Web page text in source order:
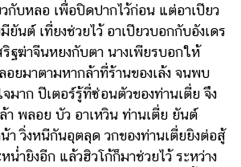
กับหลอ เพื่อปิดปากไว้ก่อน แต่อาเปียว
นต์ เที่ยงช่วยไว้ อาเปียวบอกกับอังเดร
ริฐฆ่าจีนหยงกับตา นางเพียรบอกให้
ยมาตามหากล้าที่ร้านของเล้ง จนพบ
มาก ปีเตอร์รู้ที่ซ่อนตัวของท่านเตี่ย จึง
า พลอย บัว อาเหวิน ท่านเตี่ย ยันต์
า วิ่งหนีกันอุตลุด วกของท่านเตี่ยยิงต่อสู้
น่ำยิงอีก แล้วฮิวโก้ก็มาช่วยไว้ ระหว่าง